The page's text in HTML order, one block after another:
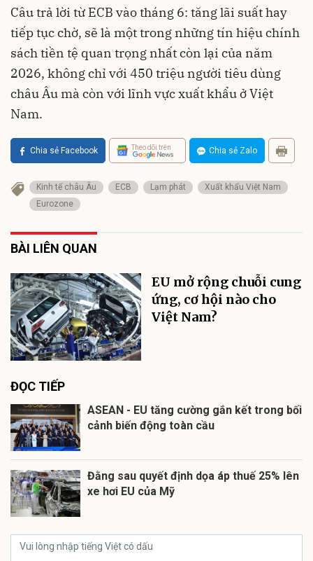
Câu trả lời từ ECB vào tháng 6: tăng lãi suất hay
tiếp tục chờ, sẽ là một trong những tín hiệu chính
sách tiền tệ quan trọng nhất còn lại của năm
2026, không chỉ với 450 triệu người tiêu dùng
châu Âu mà còn với lĩnh vực xuất khẩu ở Việt
Nam.
Chia sẻ Facebook Theo dõi trên Chia sẻ Zalo
Kinh tế châu Âu ECB Lạm phát
Xuất khẩu Việt Nam
Eurozone
BÀI LIÊN QUAN
EU mở rộng chuỗi cung
ứng, cơ hội nào cho
Việt Nam?
ĐỌC TIẾP
ASEAN - EU tăng cường gắn kết trong bối
cảnh biến động toàn cầu
Đằng sau quyết định dọa áp thuế 25% lên
xe hơi EU của Mỹ